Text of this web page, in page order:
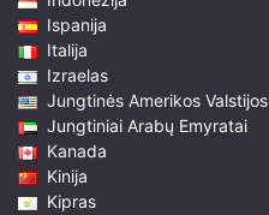
Ispanija
Italija
Izraelas
Jungtinės Amerikos Valstijos
Jungtiniai Arabų Emyratai
Kanada
Kinija
Kipras